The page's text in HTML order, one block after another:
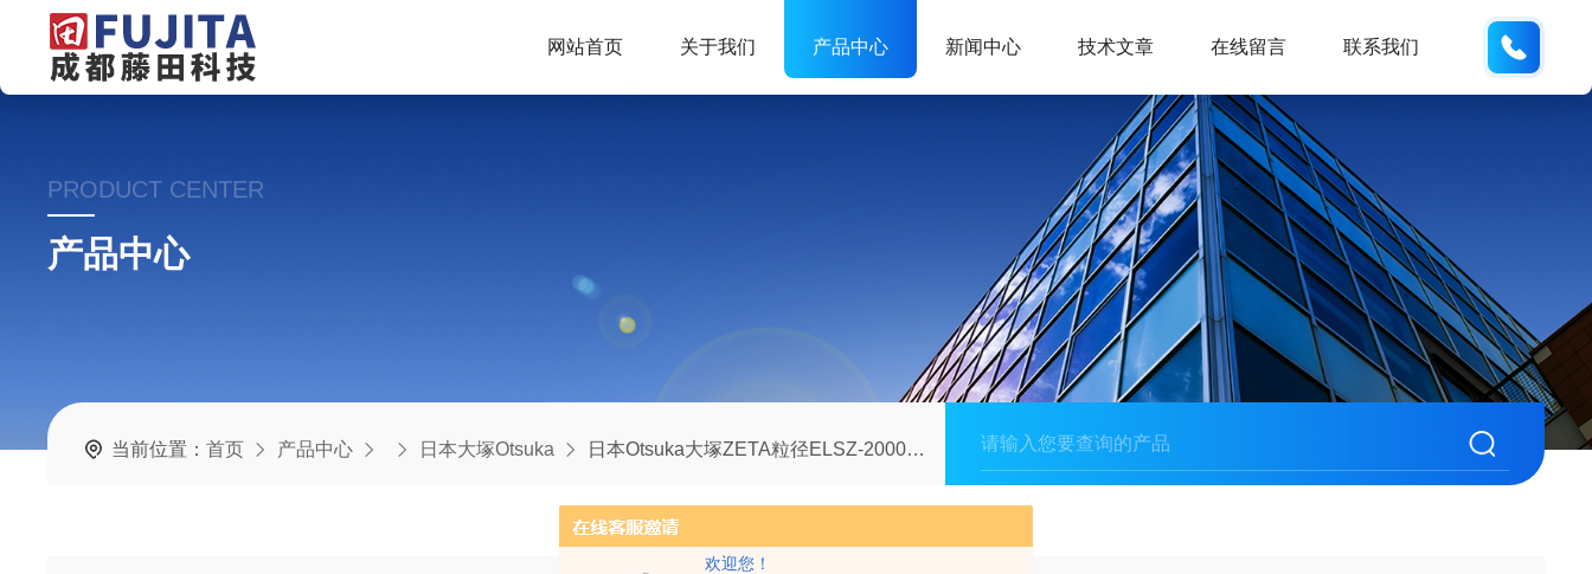
欢迎您！
网站首页 关于我们 产品中心 新闻中心 技术文章 在线留言 联系我们
PRODUCT CENTER
产品中心
当前位置：首页 产品中心 日本大塚Otsuka 日本Otsuka大塚ZETA粒径ELSZ-2000ZS测试仪